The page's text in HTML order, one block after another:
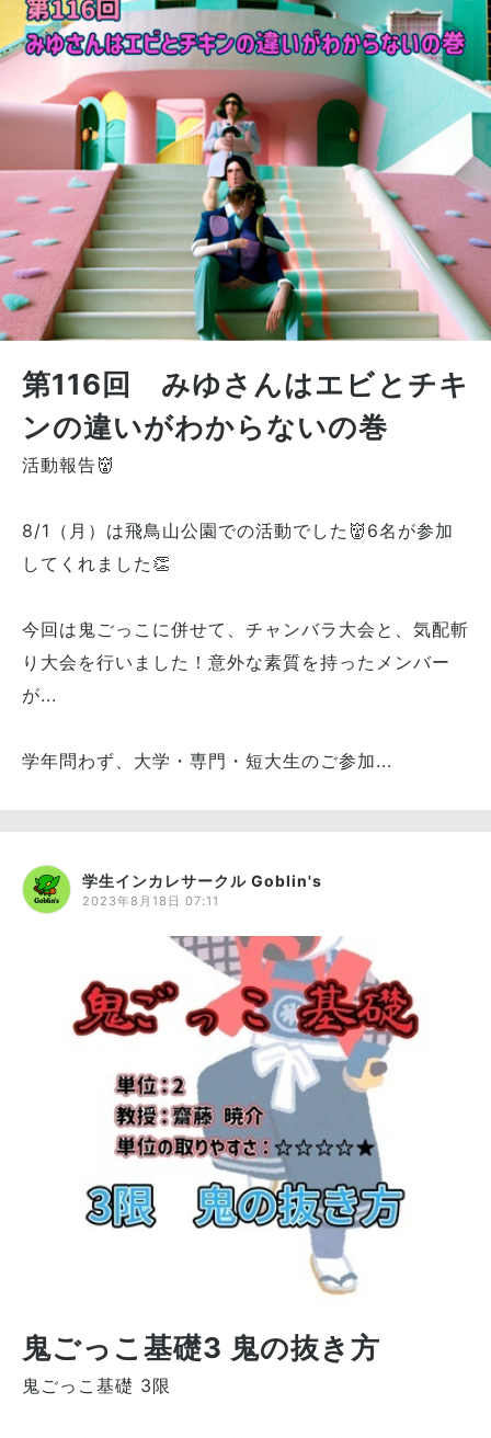
第116回 みゆさんはエビとチキ
ンの違いがわからないの巻
活動報告👹
8/1（月）は飛鳥山公園での活動でした👹6名が参加
してくれました👏
今回は鬼ごっこに併せて、チャンバラ大会と、気配斬
り大会を行いました！意外な素質を持ったメンバー
が...
学年問わず、大学・専門・短大生のご参加...
学生インカレサークル Goblin's
2023年8月18日 07:11
鬼ごっこ基礎3 鬼の抜き方
鬼ごっこ基礎 3限